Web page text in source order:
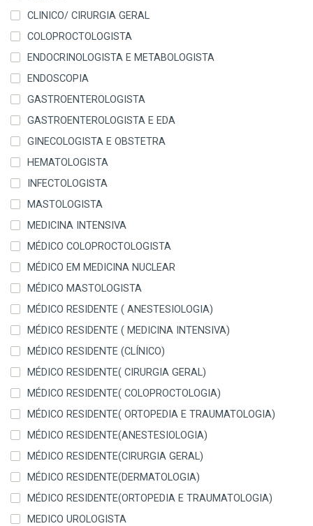
CLINICO/ CIRURGIA GERAL
COLOPROCTOLOGISTA
ENDOCRINOLOGISTA E METABOLOGISTA
ENDOSCOPIA
GASTROENTEROLOGISTA
GASTROENTEROLOGISTA E EDA
GINECOLOGISTA E OBSTETRA
HEMATOLOGISTA
INFECTOLOGISTA
MASTOLOGISTA
MEDICINA INTENSIVA
MÉDICO COLOPROCTOLOGISTA
MÉDICO EM MEDICINA NUCLEAR
MÉDICO MASTOLOGISTA
MÉDICO RESIDENTE ( ANESTESIOLOGIA)
MÉDICO RESIDENTE ( MEDICINA INTENSIVA)
MÉDICO RESIDENTE (CLÍNICO)
MÉDICO RESIDENTE( CIRURGIA GERAL)
MÉDICO RESIDENTE( COLOPROCTOLOGIA)
MÉDICO RESIDENTE( ORTOPEDIA E TRAUMATOLOGIA)
MÉDICO RESIDENTE(ANESTESIOLOGIA)
MÉDICO RESIDENTE(CIRURGIA GERAL)
MÉDICO RESIDENTE(DERMATOLOGIA)
MÉDICO RESIDENTE(ORTOPEDIA E TRAUMATOLOGIA)
MEDICO UROLOGISTA